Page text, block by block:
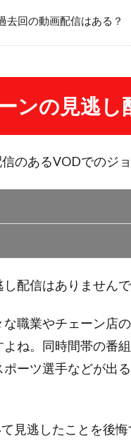
去回の動画配信はある？
ンの見逃し
のあるVODでのジ
配信はありませんで
職業やチェーン店
よね。同時間帯の番
ーツ選手などが出
見逃したことを後